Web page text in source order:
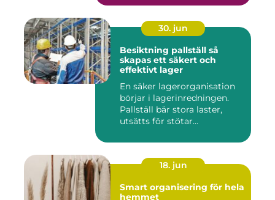
30. jun
Besiktning pallställ så
skapas ett säkert och
effektivt lager
En säker lagerorganisation
börjar i lagerinredningen.
Pallställ bär stora laster,
utsätts för stötar...
18. jun
Smart organisering för hela
hemmet